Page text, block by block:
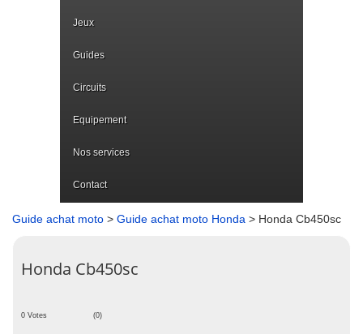
Jeux
Guides
Circuits
Equipement
Nos services
Contact
Guide achat moto > Guide achat moto Honda > Honda Cb450sc
Honda Cb450sc
0 Votes (0)